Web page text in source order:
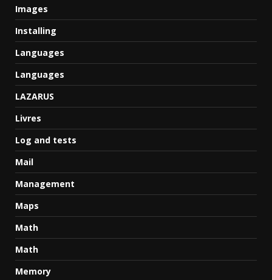
Images
Installing
Languages
Languages
LAZARUS
Livres
Log and tests
Mail
Management
Maps
Math
Math
Memory